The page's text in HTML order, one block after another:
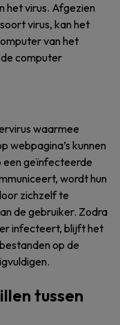
het virus. Afgezien
virus, kan het
van het
computer
waarmee
webpagina’s kunnen
een geïnfecteerde
wordt hun
zichzelf te
de gebruiker. Zodra
infecteert, blijft het
op de
tussen